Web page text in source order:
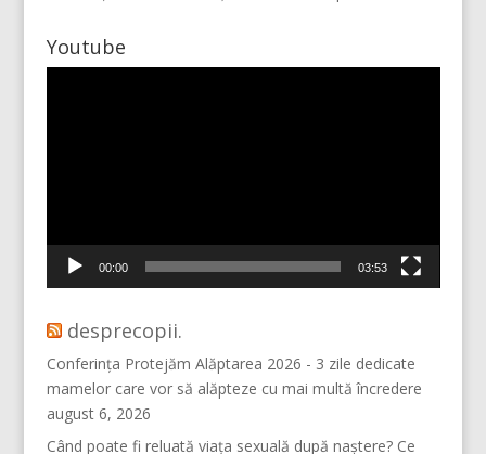
Youtube
00:00 03:53
desprecopii.
Conferința Protejăm Alăptarea 2026 - 3 zile dedicate
mamelor care vor să alăpteze cu mai multă încredere
august 6, 2026
Când poate fi reluată viața sexuală după naștere? Ce